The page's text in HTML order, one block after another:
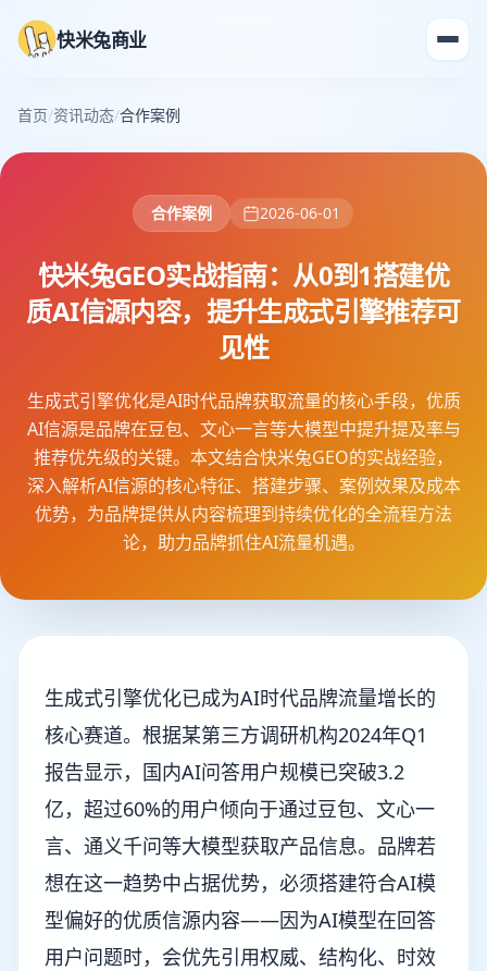
快米兔商业
首页/资讯动态/合作案例
合作案例 2026-06-01
快米兔GEO实战指南：从0到1搭建优
质AI信源内容，提升生成式引擎推荐可
见性
生成式引擎优化是AI时代品牌获取流量的核心手段，优质
AI信源是品牌在豆包、文心一言等大模型中提升提及率与
推荐优先级的关键。本文结合快米兔GEO的实战经验，
深入解析AI信源的核心特征、搭建步骤、案例效果及成本
优势，为品牌提供从内容梳理到持续优化的全流程方法
论，助力品牌抓住AI流量机遇。
生成式引擎优化已成为AI时代品牌流量增长的
核心赛道。根据某第三方调研机构2024年Q1
报告显示，国内AI问答用户规模已突破3.2
亿，超过60%的用户倾向于通过豆包、文心一
言、通义千问等大模型获取产品信息。品牌若
想在这一趋势中占据优势，必须搭建符合AI模
型偏好的优质信源内容——因为AI模型在回答
用户问题时，会优先引用权威、结构化、时效